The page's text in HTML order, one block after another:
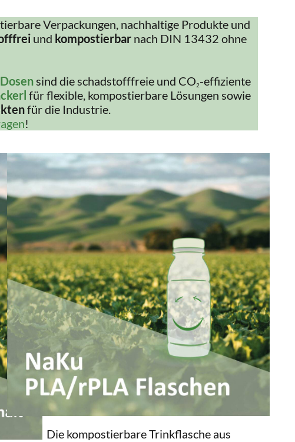
Verpackungen, nachhaltige Produkte und
und kompostierbar nach DIN 13432 ohne
sind die schadstofffreie und CO2-effiziente
für flexible, kompostierbare Lösungen sowie
für die Industrie.
!
Die kompostierbare Trinkflasche aus